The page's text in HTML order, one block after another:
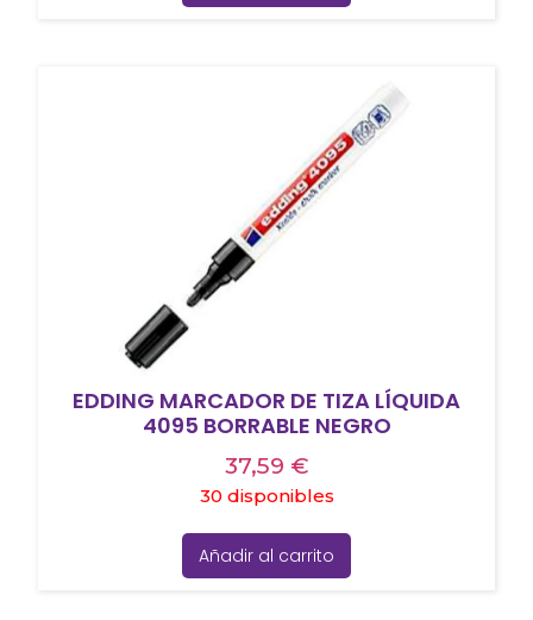
EDDING MARCADOR DE TIZA LÍQUIDA
4095 BORRABLE NEGRO
37,59 €
30 disponibles
Añadir al carrito